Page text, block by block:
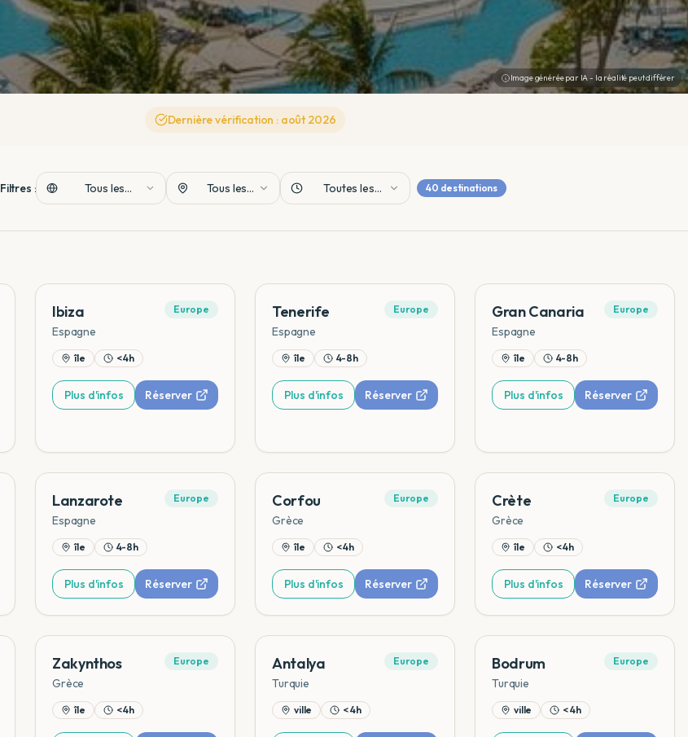
Image générée par IA - la réalité peut différer
Dernière vérification : août 2026
Filtres :
Tous les
Continents
Tous les
Types
Toutes les
Durées
40 destinations
Ibiza
Espagne
Europe
île < 4h
Plus d'infos Réserver
Tenerife
Espagne
Europe
île 4-8h
Plus d'infos Réserver
Gran Canaria
Espagne
Europe
île 4-8h
Plus d'infos Réserver
Lanzarote
Espagne
Europe
île 4-8h
Plus d'infos Réserver
Corfou
Grèce
Europe
île < 4h
Plus d'infos Réserver
Crète
Grèce
Europe
île < 4h
Plus d'infos Réserver
Zakynthos
Grèce
Europe
île < 4h
Antalya
Turquie
Europe
ville < 4h
Bodrum
Turquie
Europe
ville < 4h